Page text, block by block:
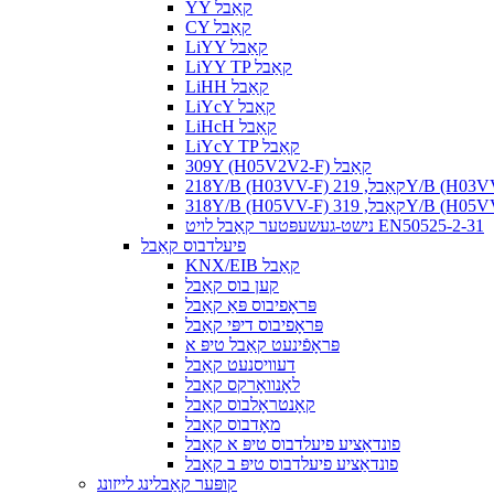
YY קאַבל
CY קאַבל
LiYY קאַבל
LiYY TP קאַבל
LiHH קאַבל
LiYcY קאַבל
LiHcH קאַבל
LiYcY TP קאַבל
309Y (H05V2V2-F) קאַבל
נישט-געשעפּטער קאַבל לויט EN50525-2-31
פיעלדבוס קאַבל
KNX/EIB קאַבל
קען בוס קאַבל
פּראָפיבוס פּאַ קאַבל
פּראָפיבוס דיפּי קאַבל
פּראָפֿינעט קאַבל טיפּ א
דעוויסנעט קאַבל
לאָנוואָרקס קאַבל
קאָנטראָלבוס קאַבל
מאָדבוס קאַבל
פונדאַציע פיעלדבוס טיפּ א קאַבל
פונדאַציע פיעלדבוס טיפּ ב קאַבל
קופּער קאַבלינג לייזונג